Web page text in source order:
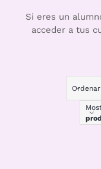
Si eres un
acceder a tus